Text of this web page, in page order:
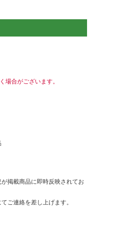
場合がございます。
掲載商品に即時反映されてお
ご連絡を差し上げます。